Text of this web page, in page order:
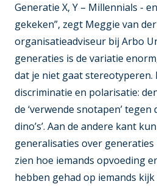
Generatie X, Y – Millennials -
gekeken”, zegt Meggie van
organisatieadviseur bij Arbo
generaties is de variatie
dat je niet gaat stereotyperen.
discriminatie en polarisatie:
de ‘verwende snotapen’ tegen
dino’s’. Aan de andere kant
generalisaties over
zien hoe iemands opvoeding
hebben gehad op iemands